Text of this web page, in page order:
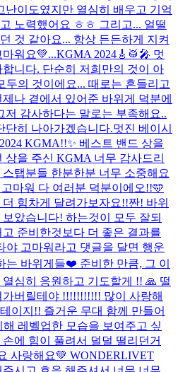
난이도였지만 열심히 배우고 기억
노력했어요 ㅎㅎ 그리고... 얼떨
것 같아요... 항상 든든하게 지켜
워요💚...KGMA 2024🎸🥁🎤 멋
니다. 단순히 저희만의 것이 아
두의 것이에요... 때로는 흔들리고
나 곁에서 있어준 바위게 덕분에
저 감사하다는 말로는 부족해요..
히 나아가겠습니다.멋진 베이시
KGMA!!✨ 베스트 밴드 상을
상을 주신 KGMA 너무 감사드리
탭분들 한분한분 너무 소중해요
마워 다 여러분 덕분이에오!!🩵
힘차게 달려가보자요!!짠! 바위
았습니다! 하는것이 모두 잘되
준비한것보다 더 좋은 결과를
야 고마워라고 댓글을 달면 행운
는 바위게들❤️ 준비한 만큼, 그 이
심히 응원하고 기도할게 !! 🙏 떨
버릴테야 !!!!!!!!!!! 많이 사랑해
이지!! 즐거운 무대 함께 만들어
레벨업한 모습을 보여주고 싶
에 힘이 풀려서 덜덜 떨리던거
사랑해요💚 WONDERLIVET